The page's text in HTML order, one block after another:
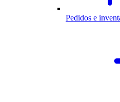
Pedidos e